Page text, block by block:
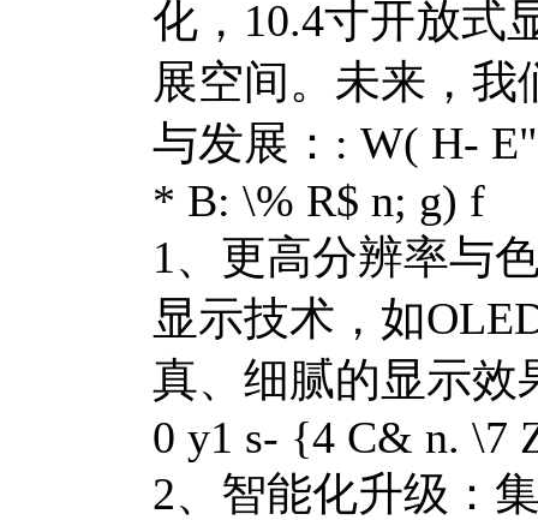
化，10.4寸开放式
展空间。未来，
与发展： : W( H-
* B: \% R$ n; g) f
1、更高分辨率与
显示技术，如
真、细腻的显示效
0 y1 s- {4 C& n. \7
2、智能化升级：